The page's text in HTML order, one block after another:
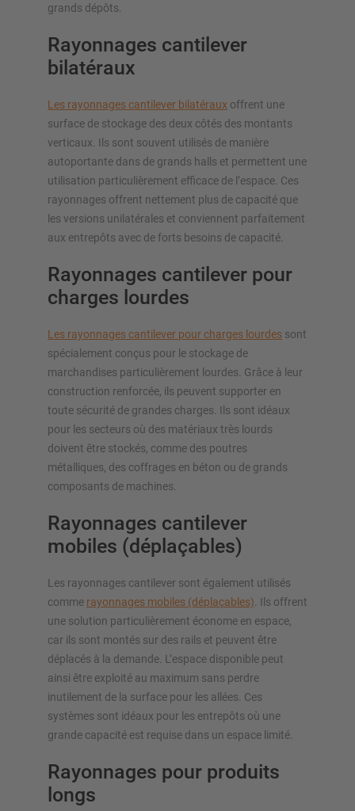
grands dépôts.
Rayonnages cantilever
bilatéraux
Les rayonnages cantilever bilatéraux offrent une
surface de stockage des deux côtés des montants
verticaux. Ils sont souvent utilisés de manière
autoportante dans de grands halls et permettent une
utilisation particulièrement efficace de l’espace. Ces
rayonnages offrent nettement plus de capacité que
les versions unilatérales et conviennent parfaitement
aux entrepôts avec de forts besoins de capacité.
Rayonnages cantilever pour
charges lourdes
Les rayonnages cantilever pour charges lourdes sont
spécialement conçus pour le stockage de
marchandises particulièrement lourdes. Grâce à leur
construction renforcée, ils peuvent supporter en
toute sécurité de grandes charges. Ils sont idéaux
pour les secteurs où des matériaux très lourds
doivent être stockés, comme des poutres
métalliques, des coffrages en béton ou de grands
composants de machines.
Rayonnages cantilever
mobiles (déplaçables)
Les rayonnages cantilever sont également utilisés
comme rayonnages mobiles (déplaçables) . Ils offrent
une solution particulièrement économe en espace,
car ils sont montés sur des rails et peuvent être
déplacés à la demande. L’espace disponible peut
ainsi être exploité au maximum sans perdre
inutilement de la surface pour les allées. Ces
systèmes sont idéaux pour les entrepôts où une
grande capacité est requise dans un espace limité.
Rayonnages pour produits
longs